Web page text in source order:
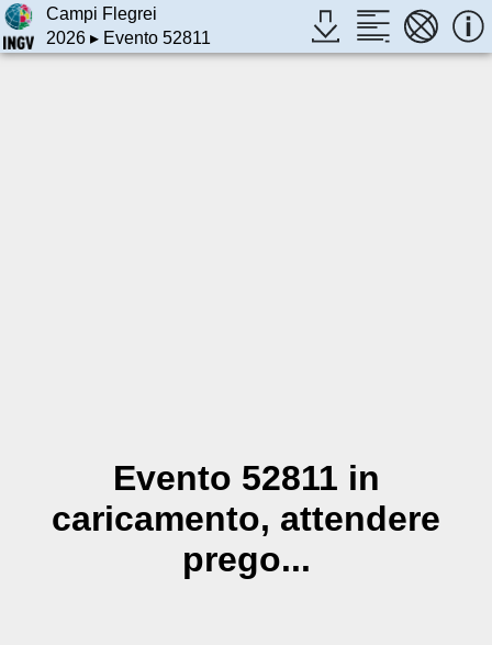
Campi Flegrei
2026▸ Evento 52811
Evento 52811 in
caricamento, attendere
prego...